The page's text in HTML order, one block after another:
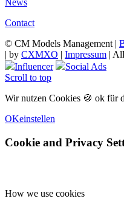
Contact
© CM Models Management |
| by CXMXO | Impressum |
Influencer
Social Ads
Scroll to top
Wir nutzen Cookies 🍪 ok für
OKeinstellen
Cookie and Privacy
How we use cookies